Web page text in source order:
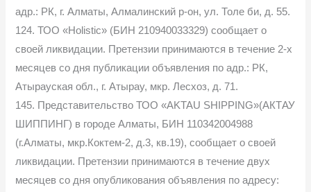
адр.: РК, г. Алматы, Алмалинский р-он, ул. Толе би, д. 55.
124. ТОО «Holistic» (БИН 210940033329) сообщает о
своей ликвидации. Претензии принимаются в течение 2-х
месяцев со дня публикации объявления по адр.: РК,
Атырауская обл., г. Атырау, мкр. Лесхоз, д. 71.
145. Представительство ТОО «AKTAU SHIPPING»(АКТАУ
ШИППИНГ) в городе Алматы, БИН 110342004988
(г.Алматы, мкр.Коктем-2, д.3, кв.19), сообщает о своей
ликвидации. Претензии принимаются в течение двух
месяцев со дня опубликования объявления по адресу: